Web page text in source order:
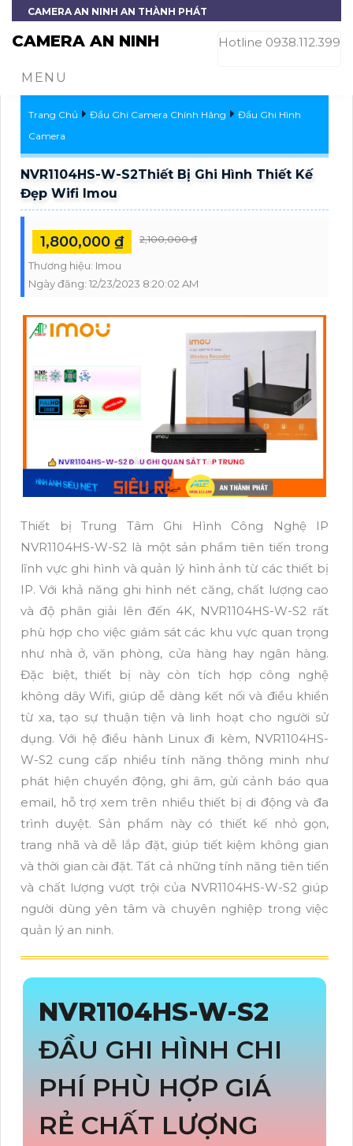
CAMERA AN NINH AN THÀNH PHÁT
CAMERA AN NINH Hotline 0938.112.399
MENU
Trang Chủ Đầu Ghi Camera Chính Hãng
Đầu Ghi Hình
Camera
NVR1104HS-W-S2Thiết Bị Ghi Hình Thiết Kế
Đẹp Wifi Imou
1,800,000 ₫ 2,100,000 ₫
Thương hiệu: Imou
Ngày đăng: 12/23/2023 8:20:02 AM
Thiết bị Trung Tâm Ghi Hình Công Nghệ IP
NVR1104HS-W-S2 là một sản phẩm tiên tiến trong
lĩnh vực ghi hình và quản lý hình ảnh từ các thiết bị
IP. Với khả năng ghi hình nét căng, chất lượng cao
và độ phân giải lên đến 4K, NVR1104HS-W-S2 rất
phù hợp cho việc giám sát các khu vực quan trọng
như nhà ở, văn phòng, cửa hàng hay ngân hàng.
Đặc biệt, thiết bị này còn tích hợp công nghệ
không dây Wifi, giúp dễ dàng kết nối và điều khiển
từ xa, tạo sự thuận tiện và linh hoạt cho người sử
dụng. Với hệ điều hành Linux đi kèm, NVR1104HS-
W-S2 cung cấp nhiều tính năng thông minh như
phát hiện chuyển động, ghi âm, gửi cảnh báo qua
email, hỗ trợ xem trên nhiều thiết bị di động và đa
trình duyệt. Sản phẩm này có thiết kế nhỏ gọn,
trang nhã và dễ lắp đặt, giúp tiết kiệm không gian
và thời gian cài đặt. Tất cả những tính năng tiên tiến
và chất lượng vượt trội của NVR1104HS-W-S2 giúp
người dùng yên tâm và chuyên nghiệp trong việc
quản lý an ninh.
NVR1104HS-W-S2
ĐẦU GHI HÌNH CHI
PHÍ PHÙ HỢP GIÁ
RẺ CHẤT LƯỢNG